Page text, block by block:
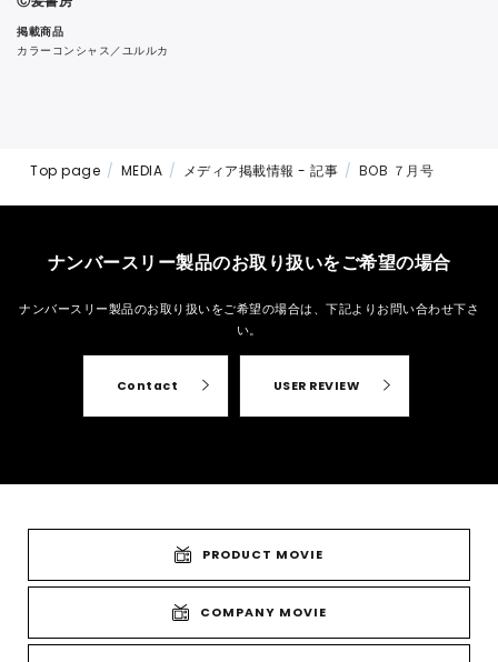
掲載商品
カラーコンシャス／ユルルカ
Top page MEDIA メディア掲載情報 - 記事 BOB ７月号
ナンバースリー製品のお取り扱いをご希望の場合
ナンバースリー製品のお取り扱いをご希望の場合は、 下記よりお問い合わせ下さ
い。
Contact USER REVIEW
PRODUCT MOVIE
COMPANY MOVIE